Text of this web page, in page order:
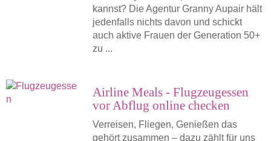
kannst? Die Agentur Granny Aupair hält
jedenfalls nichts davon und schickt
auch aktive Frauen der Generation 50+
zu ...
Airline Meals - Flugzeugessen
vor Abflug online checken
Verreisen, Fliegen, Genießen das
gehört zusammen – dazu zählt für uns